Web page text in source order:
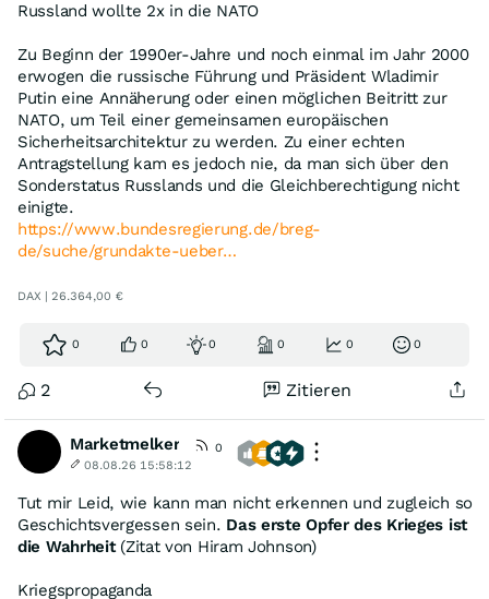
Russland wollte 2x in die NATO
Zu Beginn der 1990er-Jahre und noch einmal im Jahr 2000
erwogen die russische Führung und Präsident Wladimir
Putin eine Annäherung oder einen möglichen Beitritt zur
NATO, um Teil einer gemeinsamen europäischen
Sicherheitsarchitektur zu werden. Zu einer echten
Antragstellung kam es jedoch nie, da man sich über den
Sonderstatus Russlands und die Gleichberechtigung nicht
einigte.
https://www.bundesregierung.de/breg-
de/suche/grundakte-ueber…
DAX | 26.364,00 €
0 0 0 0 0 0
2 Zitieren
Marketmelker
0
08.08.26 15:58:12
Tut mir Leid, wie kann man nicht erkennen und zugleich so
Geschichtsvergessen sein. Das erste Opfer des Krieges ist
die Wahrheit(Zitat von Hiram Johnson)
Kriegspropaganda